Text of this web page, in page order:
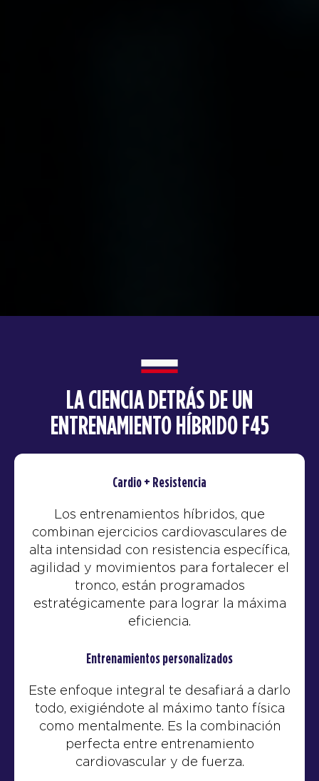
LA CIENCIA DETRÁS DE UN
ENTRENAMIENTO HÍBRIDO F45
Cardio + Resistencia
Los entrenamientos híbridos, que
combinan ejercicios cardiovasculares de
alta intensidad con resistencia específica,
agilidad y movimientos para fortalecer el
tronco, están programados
estratégicamente para lograr la máxima
eficiencia.
Entrenamientos personalizados
Este enfoque integral te desafiará a darlo
todo, exigiéndote al máximo tanto física
como mentalmente. Es la combinación
perfecta entre entrenamiento
cardiovascular y de fuerza.